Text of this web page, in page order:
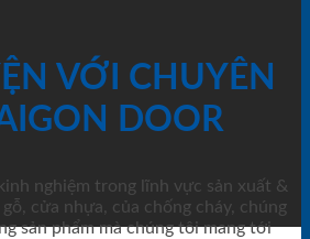
VỚI CHUYÊN
DOOR
nghiệm trong lĩnh vực sản xuất &
cửa nhựa, của chống cháy, chúng
sản phẩm mà chúng tôi mang tới